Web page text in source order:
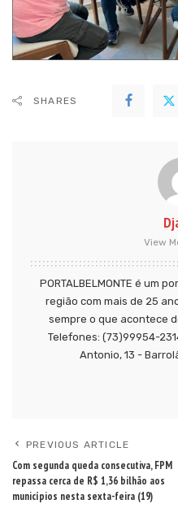
SHARES
View
PORTALBELMONTE é um
região com mais de 25
sempre o que acontece
Telefones: (73)99954-
Antonio, 13 -
PREVIOUS ARTICLE
Com segunda queda consecutiva, FPM
repassa cerca de R$ 1,36 bilhão aos
municípios nesta sexta-feira (19)